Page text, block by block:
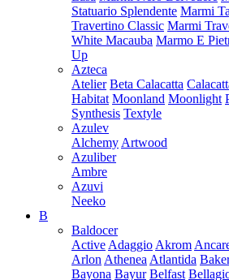
Statuario Splendente Marmi
Travertino Classic Marmi
White Macauba Marmo E
Up
Azteca
Atelier Beta Calacatta
Habitat Moonland Moonlight
Synthesis Textyle
Azulev
Alchemy Artwood
Azuliber
Ambre
Azuvi
Neeko
B
Baldocer
Active Adaggio Akrom
Arlon Athenea Atlantida
Bayona Bayur Belfast